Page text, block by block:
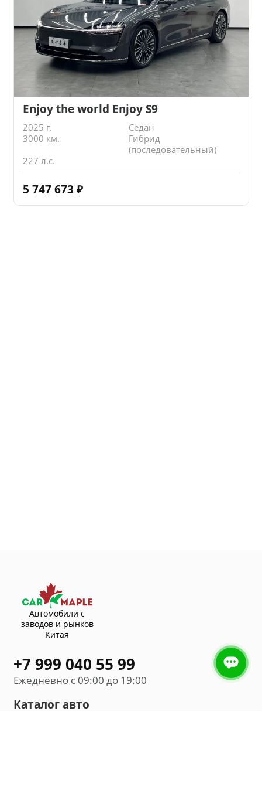
Enjoy the world Enjoy S9
2025 г.
Седан
3000 км.
Гибрид
(последовательный)
227 л.с.
5 747 673 ₽
Автомобили с
заводов и рынков
Китая
+7 999 040 55 99
Ежедневно с 09:00 до 19:00
Каталог авто